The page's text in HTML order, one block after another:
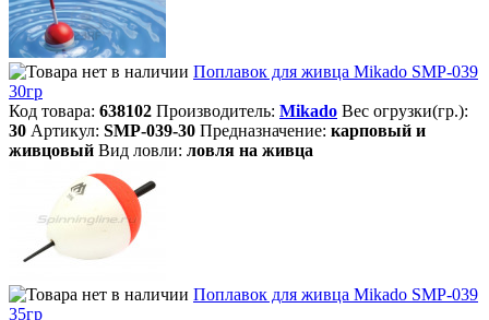
Поплавок для живца Mikado SMP-039
30гр
Код товара: 638102 Производитель: Mikado Вес огрузки(гр.):
30 Артикул: SMP-039-30 Предназначение: карповый и
живцовый Вид ловли: ловля на живца
Поплавок для живца Mikado SMP-039
35гр